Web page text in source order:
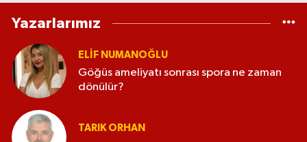
Yazarlarımız
ELİF NUMANOĞLU
Göğüs ameliyatı sonrası spora ne zaman
dönülür?
TARIK ORHAN